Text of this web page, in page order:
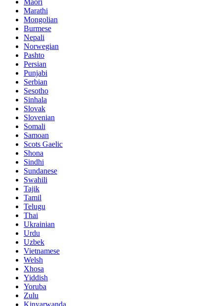
Maori
Marathi
Mongolian
Burmese
Nepali
Norwegian
Pashto
Persian
Punjabi
Serbian
Sesotho
Sinhala
Slovak
Slovenian
Somali
Samoan
Scots Gaelic
Shona
Sindhi
Sundanese
Swahili
Tajik
Tamil
Telugu
Thai
Ukrainian
Urdu
Uzbek
Vietnamese
Welsh
Xhosa
Yiddish
Yoruba
Zulu